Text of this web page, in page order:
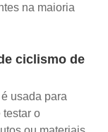
na maioria
ciclismo de
usada para
testar o